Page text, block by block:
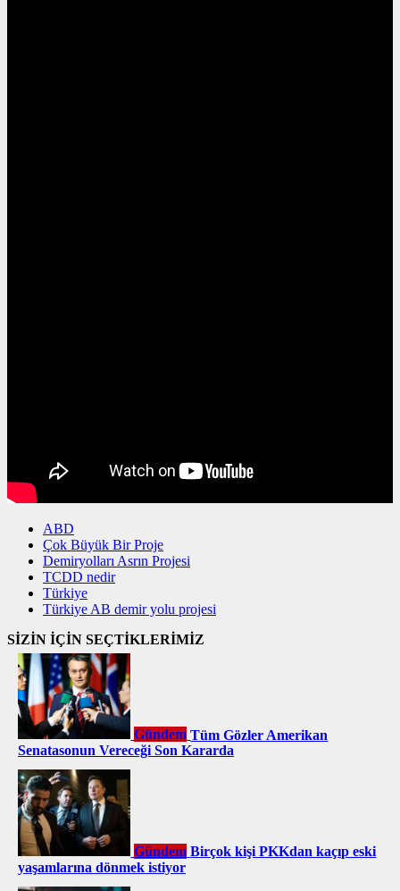
ABD
Çok Büyük Bir Proje
Demiryolları Asrın Projesi
TCDD nedir
Türkiye
Türkiye AB demir yolu projesi
SİZİN İÇİN SEÇTİKLERİMİZ
Gündem Tüm Gözler Amerikan
Senatasonun Vereceği Son Kararda
Gündem Birçok kişi PKKdan kaçıp eski
yaşamlarına dönmek istiyor